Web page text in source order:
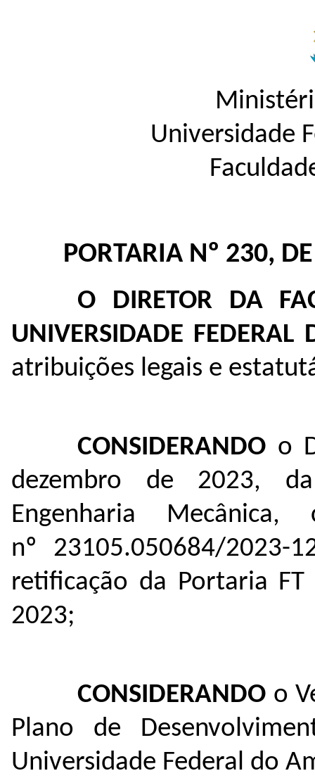
Universidade
PORTARIA Nº 230,
O DIRETOR DA
UNIVERSIDADE
atribuições legais e
CONSIDERANDO o
dezembro de 2023,
Engenharia
nº 23105.050684/2023-
retificação da Portaria
2023;
CONSIDERANDO o
Plano de
Universidade Federal do